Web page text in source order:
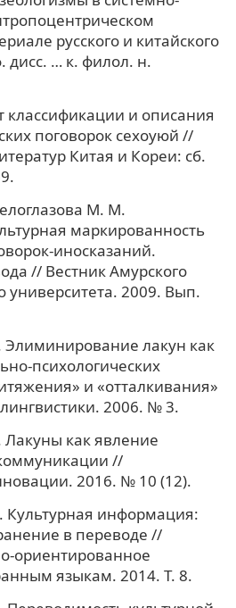
русского и китайского
дисс. … к. филол. н.
и описания
поговорок сехоуюй //
Китая и Кореи: сб.
М. М.
маркированность
иносказаний.
// Вестник Амурского
университета. 2009. Вып.
лакун как
психологических
и «отталкивания»
2006. № 3.
как явление
//
2016. № 10 (12).
Культурная информация:
в переводе //
ориентированное
языкам. 2014. Т. 8.